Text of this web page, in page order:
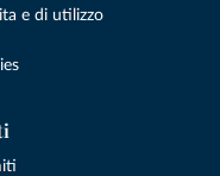
e di utilizzo